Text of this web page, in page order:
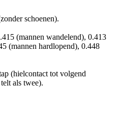
schoenen).
(mannen wandelend), 0.413
(mannen hardlopend), 0.448
(hielcontact tot volgend
als twee).